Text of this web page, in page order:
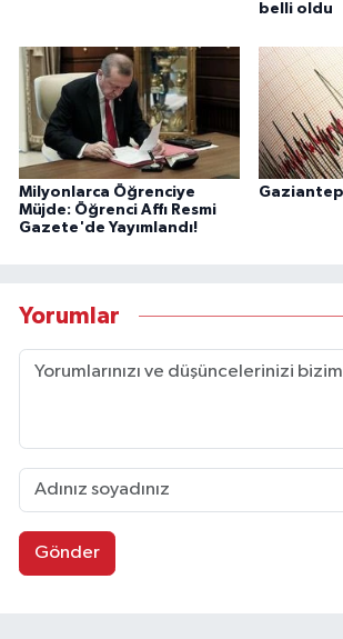
belli oldu
Milyonlarca Öğrenciye
Müjde: Öğrenci Affı Resmi
Gazete'de Yayımlandı!
Yorumlar
Gönder